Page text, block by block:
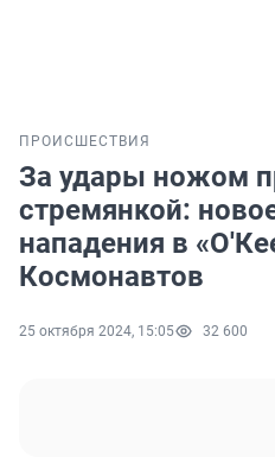
ПРОИСШЕСТВИЯ
За удары ножом
стремянкой:
нападения в
Космонавтов
25 октября 2024, 15:05 32 600